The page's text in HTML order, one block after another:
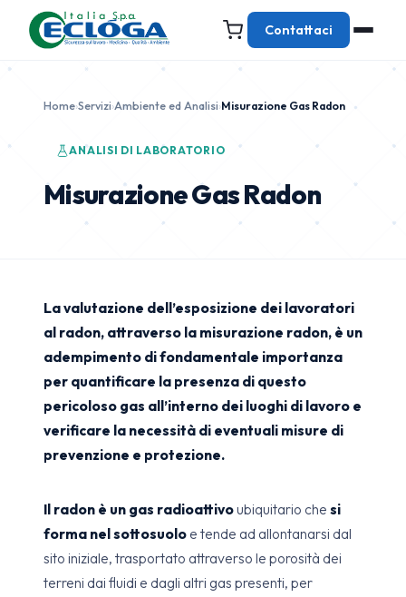
Contattaci
Home›Servizi›Ambiente ed Analisi›Misurazione Gas Radon
ANALISI DI LABORATORIO
Misurazione Gas Radon
La valutazione dell’esposizione dei lavoratori
al radon, attraverso la misurazione radon, è un
adempimento di fondamentale importanza
per quantificare la presenza di questo
pericoloso gas all’interno dei luoghi di lavoro e
verificare la necessità di eventuali misure di
prevenzione e protezione.
Il radon è un gas radioattivoubiquitario che si
forma nel sottosuolo e tende ad allontanarsi dal
sito iniziale, trasportato attraverso le porosità dei
terreni dai fluidi e dagli altri gas presenti, per